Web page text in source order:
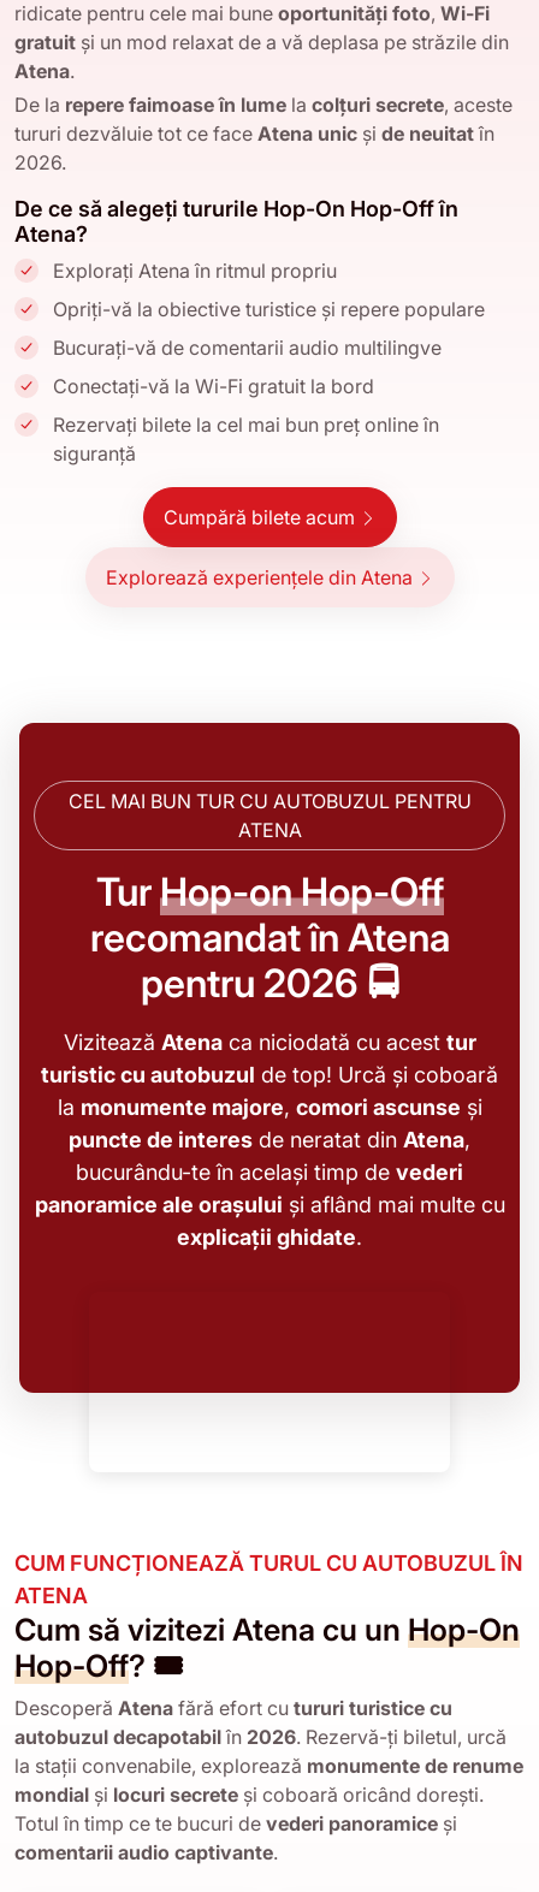
ridicate pentru cele mai bune oportunități foto, Wi-Fi
gratuit și un mod relaxat de a vă deplasa pe străzile din
Atena.
De la repere faimoase în lume la colțuri secrete, aceste
tururi dezvăluie tot ce face Atena unic și de neuitatîn
2026.
De ce să alegeți tururile Hop-On Hop-Off în
Atena?
Explorați Atena în ritmul propriu
Opriți-vă la obiective turistice și repere populare
Bucurați-vă de comentarii audio multilingve
Conectați-vă la Wi-Fi gratuit la bord
Rezervați bilete la cel mai bun preț online în
siguranță
Cumpără bilete acum
Explorează experiențele din Atena
CEL MAI BUN TUR CU AUTOBUZUL PENTRU
ATENA
TurHop-on Hop-Off
recomandat în Atena
pentru 2026 🚍
Vizitează Atenaca niciodată cu acest tur
turistic cu autobuzul de top! Urcă și coboară
la monumente majore, comori ascunse și
puncte de interes de neratat din Atena,
bucurându-te în același timp de vederi
panoramice ale orașului și aflând mai multe cu
explicații ghidate.
CUM FUNCȚIONEAZĂ TURUL CU AUTOBUZUL ÎN
ATENA
Cum să vizitezi Atena cu un Hop-On
Hop-Off? 🎟️
Descoperă Atena fără efort cu tururi turistice cu
autobuzul decapotabilîn 2026. Rezervă-ți biletul, urcă
la stații convenabile, explorează monumente de renume
mondial și locuri secrete și coboară oricând dorești.
Totul în timp ce te bucuri de vederi panoramice și
comentarii audio captivante.